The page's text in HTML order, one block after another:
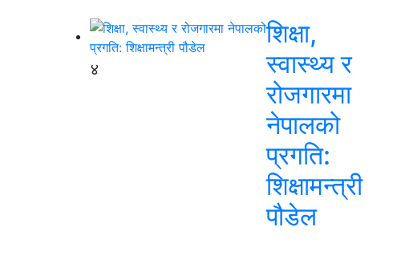
४
शिक्षा,
स्वास्थ्य र
रोजगारमा
नेपालको
प्रगति:
शिक्षामन्त्री
पौडेल